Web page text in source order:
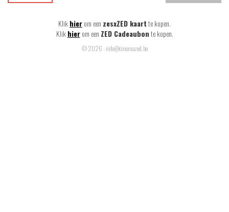
Klikhierom een zesxZED kaartte kopen.
Klik hier om een ZED Cadeaubonte kopen.
© 2026 - info@cinemazed.be